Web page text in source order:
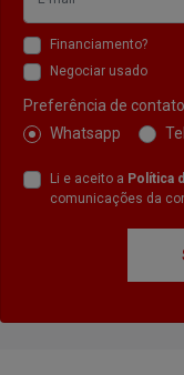
Financiamento?
Negociar usado
Preferência de
Whatsapp
Li e aceito a Política
comunicações da